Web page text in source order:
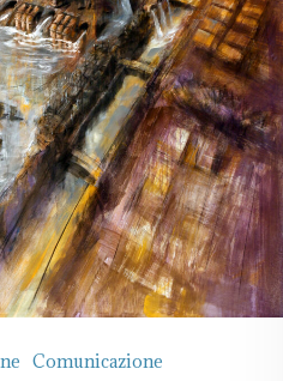
Comunicazione